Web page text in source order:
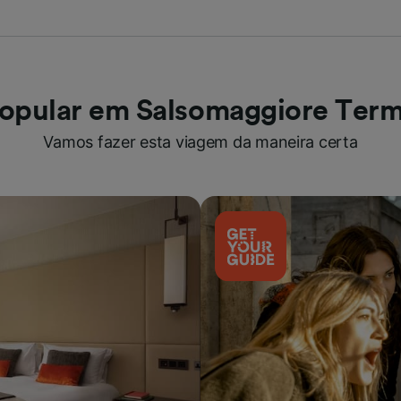
em Salsomaggiore
Vamos fazer esta viagem da maneira certa